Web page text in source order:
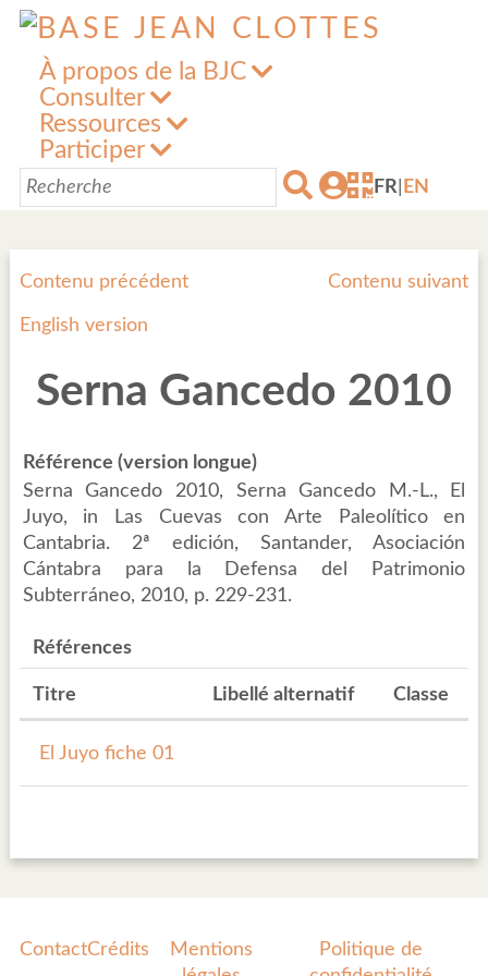
À propos de la BJC
Consulter
Ressources
Participer
FR EN
Contenu précédent Contenu suivant
English version
Serna Gancedo 2010
Référence (version longue)
Serna Gancedo 2010, Serna Gancedo M.-L., El
Juyo, in Las Cuevas con Arte Paleolítico en
Cantabria. 2ª edición, Santander, Asociación
Cántabra para la Defensa del Patrimonio
Subterráneo, 2010, p. 229-231.
Références
Titre Libellé alternatif Classe
El Juyo fiche 01
ContactCrédits
Mentions
Politique de